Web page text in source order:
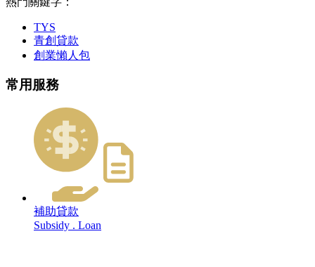
TYS
青創貸款
創業懶人包
常用服務
補助貸款
Subsidy . Loan